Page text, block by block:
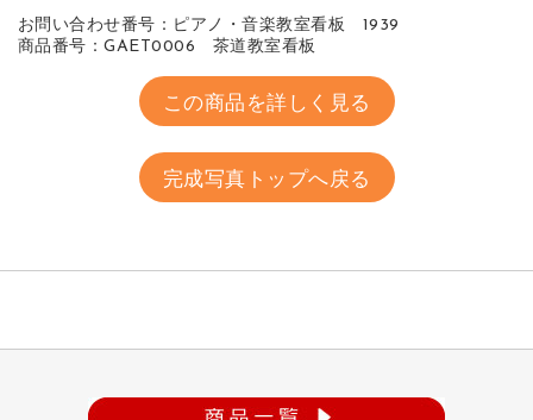
お問い合わせ番号：ピアノ・音楽教室看板 1939
商品番号：GAET0006 茶道教室看板
この商品を詳しく見る
完成写真トップへ戻る